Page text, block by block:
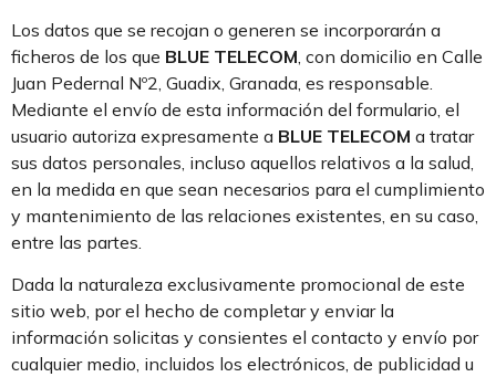
Los datos que se recojan o generen se incorporarán a
ficheros de los que BLUE TELECOM , con domicilio en Calle
Juan Pedernal Nº2, Guadix, Granada, es responsable.
Mediante el envío de esta información del formulario, el
usuario autoriza expresamente a BLUE TELECOM a tratar
sus datos personales, incluso aquellos relativos a la salud,
en la medida en que sean necesarios para el cumplimiento
y mantenimiento de las relaciones existentes, en su caso,
entre las partes.
Dada la naturaleza exclusivamente promocional de este
sitio web, por el hecho de completar y enviar la
información solicitas y consientes el contacto y envío por
cualquier medio, incluidos los electrónicos, de publicidad u